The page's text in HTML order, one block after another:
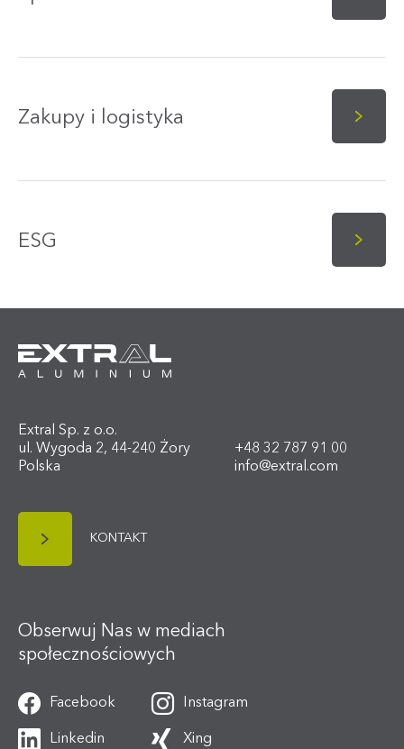
Zakupy i logistyka
ESG
Extral Sp. z o.o.
ul. Wygoda 2, 44-240 Żory
Polska
+48 32 787 91 00
info@extral.com
KONTAKT
Obserwuj Nas w mediach
społecznościowych
Facebook Instagram
Linkedin Xing